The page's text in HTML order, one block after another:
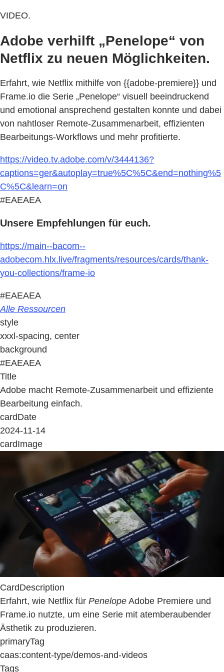
VIDEO.
Adobe verhilft „Penelope“ von
Netflix zu neuen Möglichkeiten.
Erfahrt, wie Netflix mithilfe von {{adobe-premiere}} und
Frame.io die Serie „Penelope“ visuell beeindruckend
und emotional ansprechend gestalten konnte und dabei
von nahtloser Remote-Zusammenarbeit, effizienten
Bearbeitungs-Workflows und mehr profitierte.
https://video.tv.adobe.com/v/3444136?
captions=ger&autoplay=true%5C%5C&end=nothing%5
C%5C&learn=on
#EAEAEA
Unsere Empfehlungen für euch.
https://main--bacom--
adobecom.hlx.live/fragments/resources/cards/thank-
you-collections/frame-io
#EAEAEA
Alle Ressourcen
style
xxxl-spacing, center
background
#EAEAEA
Title
Adobe macht Remote-Zusammenarbeit und effiziente
Bearbeitung einfach.
cardDate
2024-11-14
cardImage
CardDescription
Erfahrt, wie Netflix für Penelope Adobe Premiere und
Frame.io nutzte, um eine Serie mit atemberaubender
Ästhetik zu produzieren.
primaryTag
caas:content-type/demos-and-videos
Tags